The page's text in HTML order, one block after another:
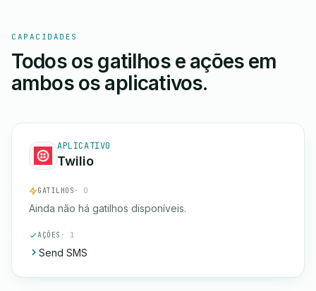
CAPACIDADES
Todos os gatilhos e ações em
ambos os aplicativos.
APLICATIVO
Twilio
GATILHOS · 0
Ainda não há gatilhos disponíveis.
AÇÕES · 1
Send SMS